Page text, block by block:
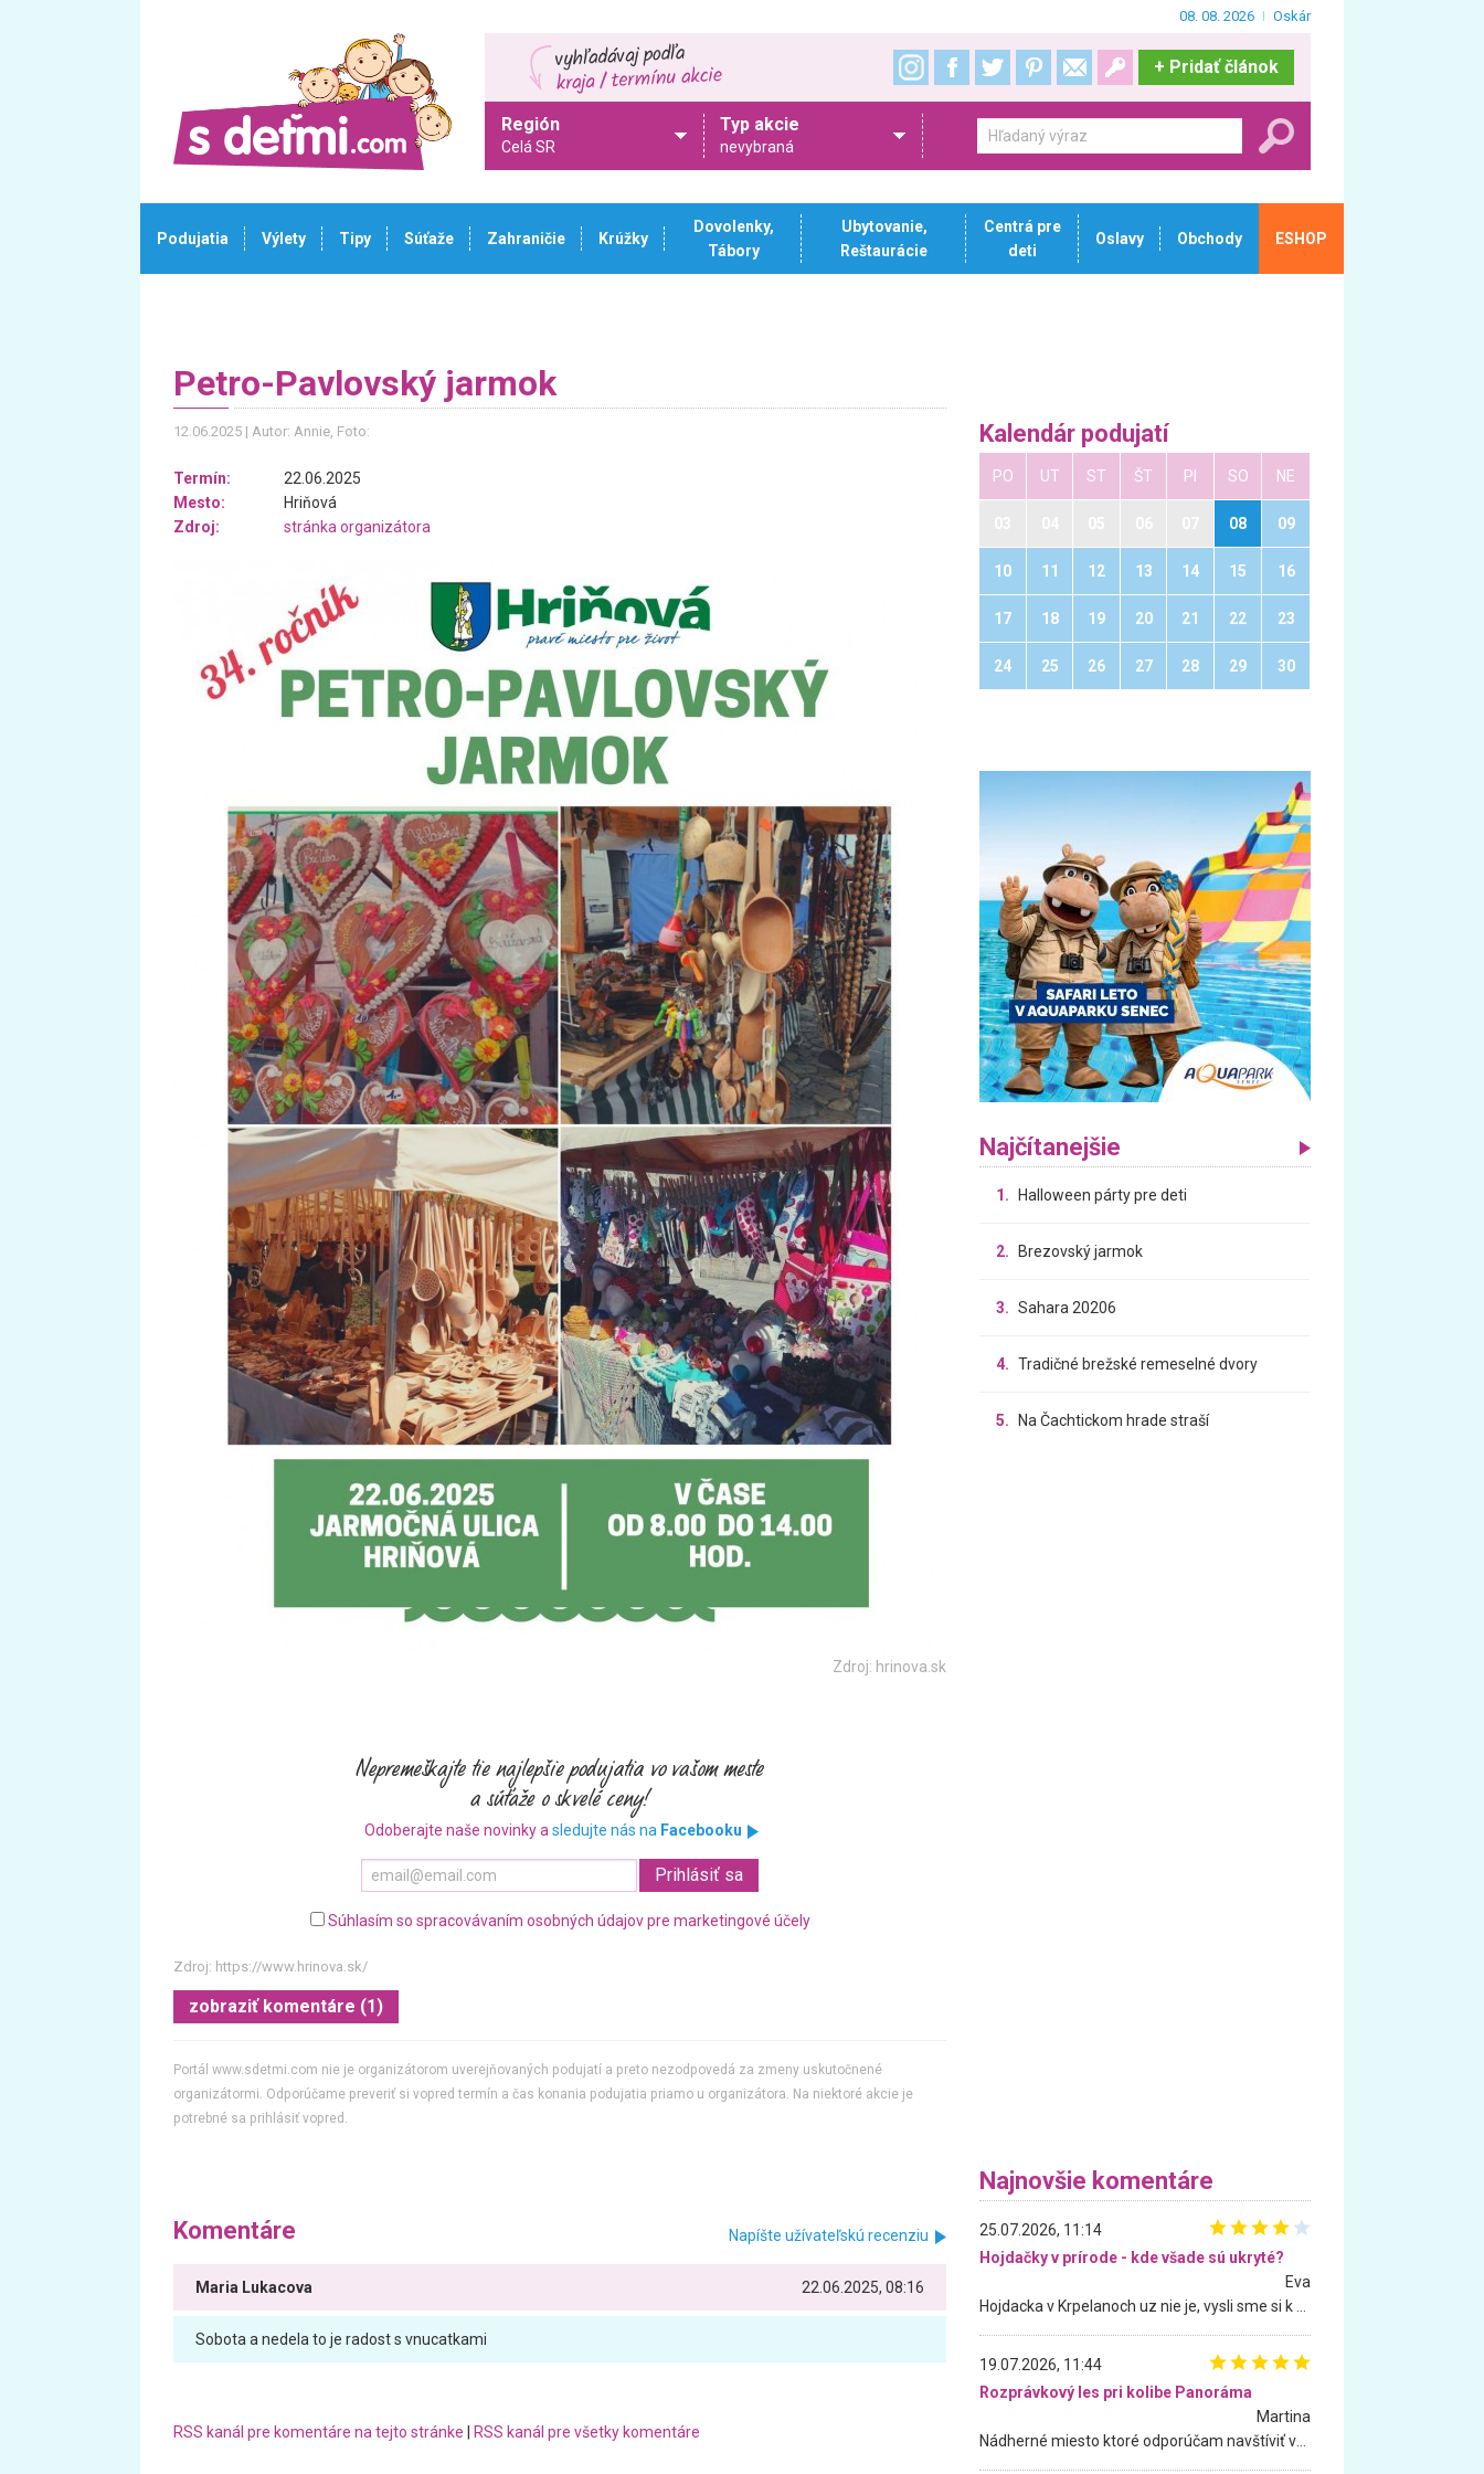
08. 08. 2026 Oskár
+ Pridať článok
Región
Celá SR
Typ akcie
nevybraná
Podujatia Výlety Tipy Súťaže Zahraničie Krúžky
Dovolenky,
Tábory
Ubytovanie,
Reštaurácie
Centrá pre
deti
Oslavy Obchody ESHOP
Petro-Pavlovský jarmok
12.06.2025 Autor: Annie, Foto:
Termín:
22.06.2025
Mesto:
Hriňová
Zdroj:
stránka organizátora
Zdroj: hrinova.sk
Odoberajte naše novinky a sledujte nás na Facebooku
Súhlasím so spracovávaním osobných údajov pre marketingové účely
Zdroj: https://www.hrinova.sk/
zobraziť komentáre (1)
Portál www.sdetmi.com nie je organizátorom uverejňovaných podujatí a preto nezodpovedá za zmeny uskutočnené
organizátormi. Odporúčame preveriť si vopred termín a čas konania podujatia priamo u organizátora. Na niektoré akcie je
potrebné sa prihlásiť vopred.
Komentáre Napíšte užívateľskú recenziu
Maria Lukacova 22.06.2025, 08:16
Sobota a nedela to je radost s vnucatkami
RSS kanál pre komentáre na tejto stránke RSS kanál pre všetky komentáre
Kalendár podujatí
PO UT ST ŠT PI SO NE
08 09
10 11 12 13 14 15 16
17 18 19 20 21 22 23
24 25 26 27 28 29 30
Najčítanejšie
1. Halloween párty pre deti
2. Brezovský jarmok
3. Sahara 20206
4. Tradičné brežské remeselné dvory
5. Na Čachtickom hrade straší
Najnovšie komentáre
25.07.2026, 11:14
Hojdačky v prírode - kde všade sú ukryté?
Eva
19.07.2026, 11:44
Rozprávkový les pri kolibe Panoráma
Martina